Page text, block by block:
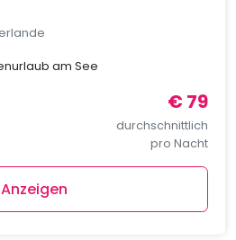
am See
€ 79
durchschnittlich
pro Nacht
Anzeigen